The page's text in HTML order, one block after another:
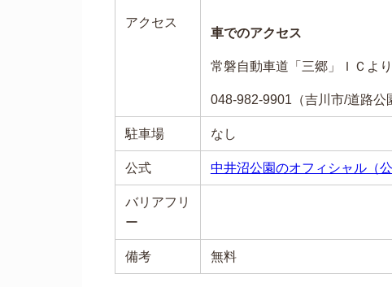
アクセス
車でのアクセス
常磐自動車道「三郷」ＩＣよ
048-982-9901（吉川市/道路公
駐車場 なし
公式 中井沼公園のオフィシャル（
バリアフリ
ー
備考 無料